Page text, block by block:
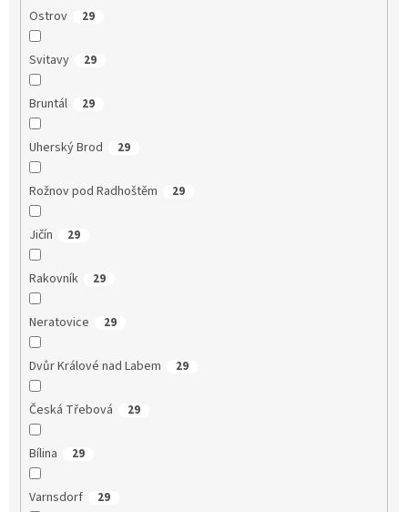
Ostrov 29
Svitavy 29
Bruntál 29
Uherský Brod 29
Rožnov pod Radhoštěm 29
Jičín 29
Rakovník 29
Neratovice 29
Dvůr Králové nad Labem 29
Česká Třebová 29
Bílina 29
Varnsdorf 29